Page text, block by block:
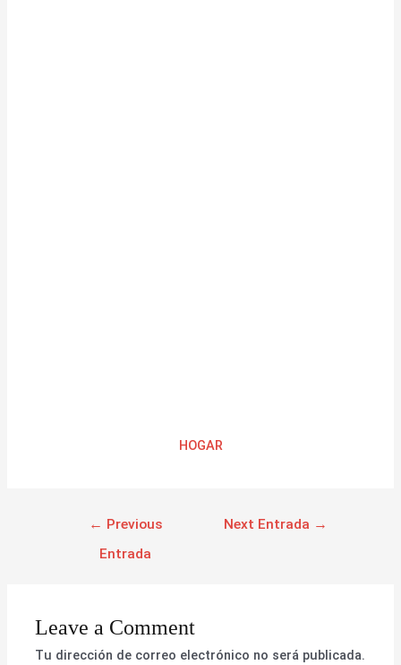
HOGAR
← Previous
Entrada
Next Entrada →
Leave a Comment
Tu dirección de correo electrónico no será publicada.